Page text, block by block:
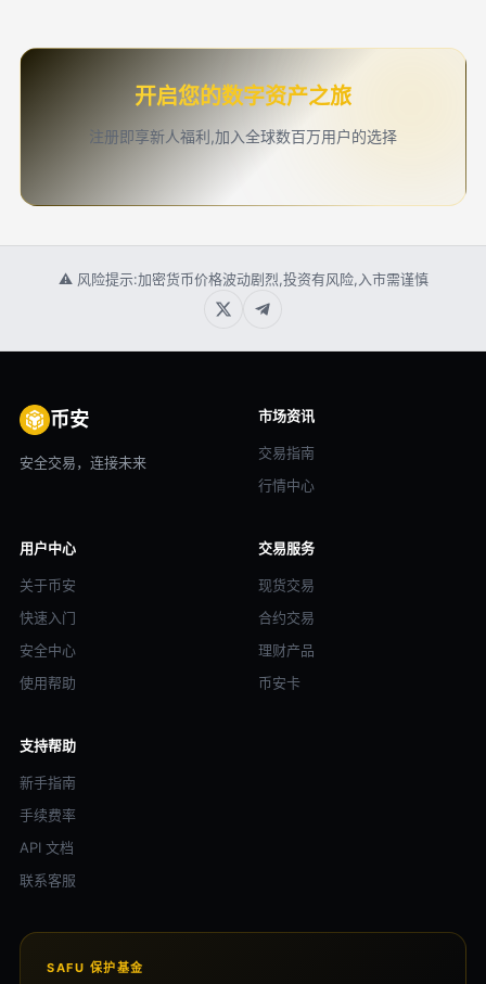
开启您的数字资产之旅
注册即享新人福利,加入全球数百万用户的选择
⚠ 风险提示:加密货币价格波动剧烈,投资有风险,入市需谨慎
币安
安全交易，连接未来
市场资讯
交易指南
行情中心
用户中心
关于币安
快速入门
安全中心
使用帮助
交易服务
现货交易
合约交易
理财产品
币安卡
支持帮助
新手指南
手续费率
API 文档
联系客服
SAFU 保护基金